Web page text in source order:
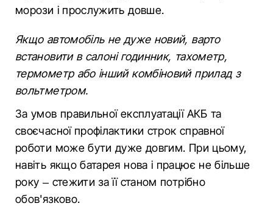
морози і прослужить довше.
Якщо автомобіль не дуже новий, варто
встановити в салоні годинник, тахометр,
термометр або інший комбіновий прилад з
вольтметром.
За умов правильної експлуатації АКБ та
своєчасної профілактики строк справної
роботи може бути дуже довгим. При цьому,
навіть якщо батарея нова і працює не більше
року – стежити за її станом потрібно
обов'язково.